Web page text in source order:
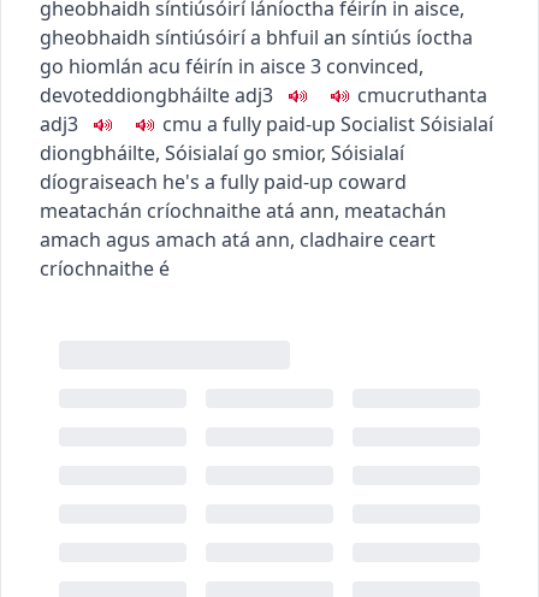
gheobhaidh síntiúsóirí láníoctha féirín in aisce,
gheobhaidh síntiúsóirí a bhfuil an síntiús íoctha
go hiomlán acu féirín in aisce3 convinced,
devoteddiongbháilteadj3 cmucruthanta
adj3
cmu a fully paid-up SocialistSóisialaí
diongbháilte, Sóisialaí go smior, Sóisialaí
díograiseach he's a fully paid-up coward
meatachán críochnaithe atá ann, meatachán
amach agus amach atá ann, cladhaire ceart
críochnaithe é